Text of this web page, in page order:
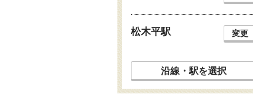
松木平駅 変更
沿線・駅を選択